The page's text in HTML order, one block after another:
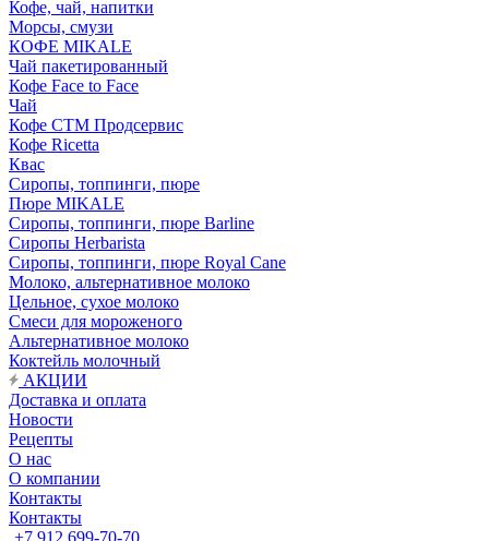
Кофе, чай, напитки
Морсы, смузи
КОФЕ MIKALE
Чай пакетированный
Кофе Face to Face
Чай
Кофе СТМ Продсервис
Кофе Ricetta
Квас
Сиропы, топпинги, пюре
Пюре MIKALE
Сиропы, топпинги, пюре Barline
Сиропы Herbarista
Сиропы, топпинги, пюре Royal Cane
Молоко, альтернативное молоко
Цельное, сухое молоко
Смеси для мороженого
Альтернативное молоко
Коктейль молочный
АКЦИИ
Доставка и оплата
Новости
Рецепты
О нас
О компании
Контакты
Контакты
+7 912 699-70-70